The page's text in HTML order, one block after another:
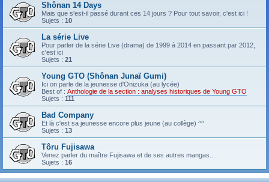
Shônan 14 Days
Mais que s'est-il passé durant ces 14 jours ? Pour tout savoir, c'est ici !
Sujets : 10
La série Live
Pour parler de la série Live (drama) de 1999 à 2014 en passant par 2012,
c'est ici
Sujets : 21
Young GTO (Shônan Junaï Gumi)
Ici on parle de la jeunesse d'Onizuka (au lycée)
Best of : Anthologie de la section : analyses historiques de Young GTO
Sujets : 111
Bad Company
Et là c'est sa jeunesse encore plus jeune (au collège) ^^
Sujets : 13
Tôru Fujisawa
Venez parler du maître Fujisawa et de ses autres mangas...
Sujets : 16